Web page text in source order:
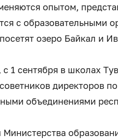
опытом,
с образовательными
озеро Байкал и
1 сентября в школах
директоров
объединениями